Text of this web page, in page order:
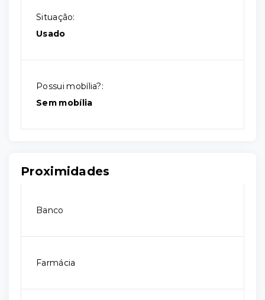
Situação:
Usado
Possui mobília?:
Sem mobília
Proximidades
Banco
Farmácia